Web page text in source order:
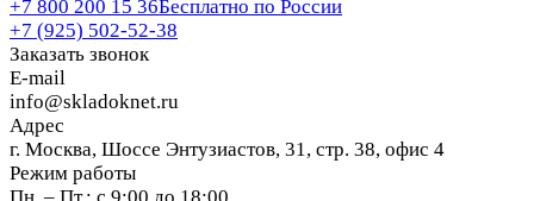
+7 800 200 15 36Бесплатно по России
+7 (925) 502-52-38
Заказать звонок
E-mail
info@skladoknet.ru
Адрес
г. Москва, Шоссе Энтузиастов, 31, стр. 38, офис 4
Режим работы